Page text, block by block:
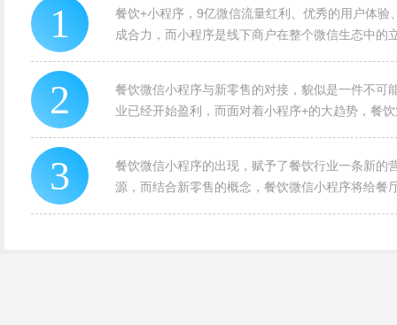
1
餐饮+小程序，9亿微信流量红利、优秀的用户体
成合力，而小程序是线下商户在整个微信生态中的
2
餐饮微信小程序与新零售的对接，貌似是一件不可
业已经开始盈利，而面对着小程序+的大趋势，餐
3
餐饮微信小程序的出现，赋予了餐饮行业一条新的
源，而结合新零售的概念，餐饮微信小程序将给餐